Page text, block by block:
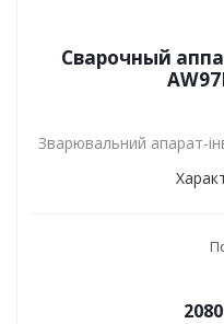
Сварочный
Зварювальний апарат-
2080